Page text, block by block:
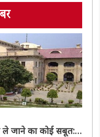
ले जाने का कोई सबूत: